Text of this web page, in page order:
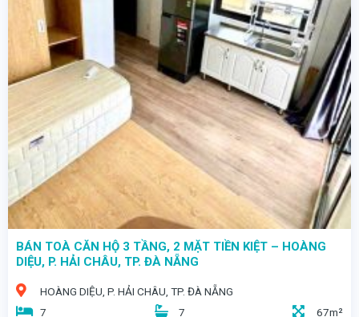
BÁN TOÀ CĂN HỘ 3 TẦNG, 2 MẶT TIỀN KIỆT – HOÀNG
DIỆU, P. HẢI CHÂU, TP. ĐÀ NẴNG
HOÀNG DIỆU, P. HẢI CHÂU, TP. ĐÀ NẴNG
7
7 67m²